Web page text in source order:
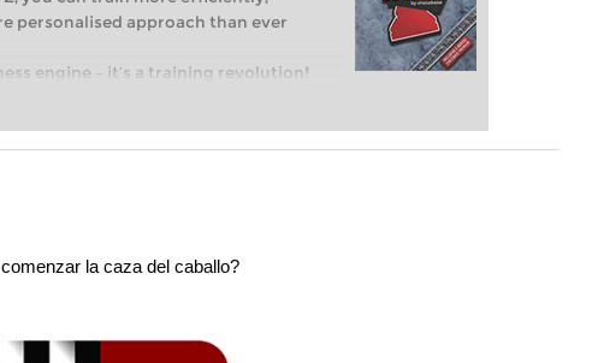
personalised approach than ever
engine – it’s a training revolution!
steps into the world of club chess,
and with a more personalised
la caza del caballo?